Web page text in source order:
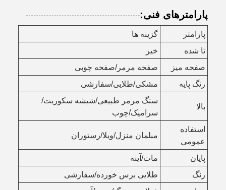
پارامترهای فنی:
پارامتر
گزینه ها
تا شده
خیر
صفحه میز
صفحه مرمر/صفحه چوبی
رنگ پایه
مشکی/طلایی/سفارشی
بالا
سنگ مرمر طبیعی/شیشه سکوریت/
سرامیک/چوب
استفاده
عمومی
مبلمان منزل/ویلا/رستوران
پایان
مات/آینه
رنگ
طلایی برس خورده/سفارشی